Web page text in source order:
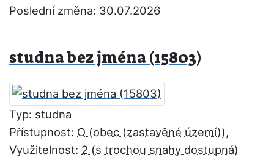
Poslední změna: 30.07.2026
studna bez jména (15803)
Typ: studna
Přístupnost: O
,
Využitelnost: 2